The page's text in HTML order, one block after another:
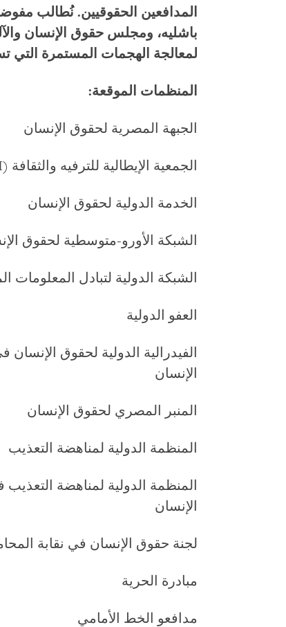
المدافعين الحقوقيين. نُطالب
باشليه، ومجلس حقوق الإنسان
لمعالجة الهجمات المستمرة
المنظمات الموقعة:
الجبهة المصرية لحقوق الإنسان
الجمعية الإيطالية للترفيه والثقافة (ARCI)
الخدمة الدولية لحقوق الإنسان
الشبكة الأورو-متوسطية لحقوق
الشبكة الدولية لتبادل المعلومات
العفو الدولية
الفيدرالية الدولية لحقوق
الإنسان
المنبر المصري لحقوق الإنسان
المنظمة الدولية لمناهضة التعذيب
المنظمة الدولية لمناهضة
الإنسان
لجنة حقوق الإنسان في نقابة
مبادرة الحرية
مدافعو الخط الأمامي